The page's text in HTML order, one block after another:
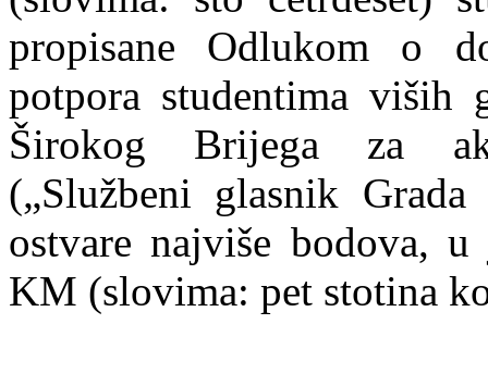
propisane Odlukom o
potpora studentima viših
Širokog Brijega za
(„Službeni glasnik
ostvare najviše bodova,
KM (slovima: pet stotina